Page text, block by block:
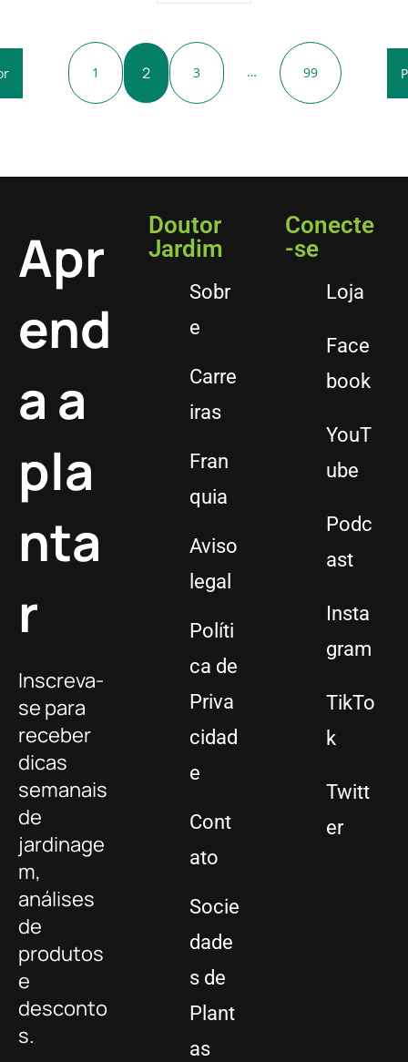
1 2 3 … 99
Apr
end
a a
pla
nta
r
Inscreva-
se para
receber
dicas
semanais
de
jardinage
m,
análises
de
produtos
e
desconto
s.
Doutor
Jardim
Sobr
e
Carre
iras
Fran
quia
Aviso
legal
Políti
ca de
Priva
cidad
e
Cont
ato
Socie
dade
s de
Plant
as
Conecte
-se
Loja
Face
book
YouT
ube
Podc
ast
Insta
gram
TikTo
k
Twitt
er